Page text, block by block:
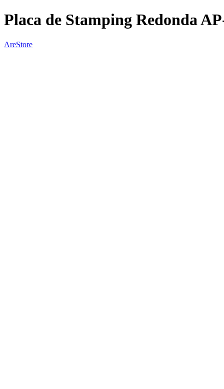
Placa de Stamping Redonda
AreStore